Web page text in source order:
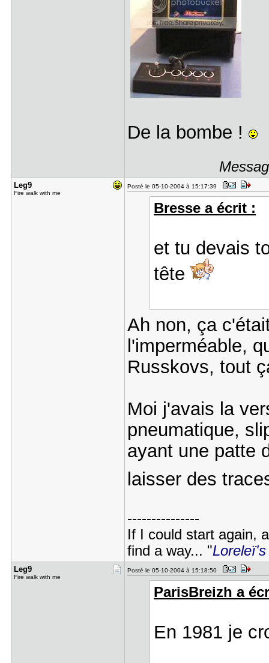
De la bombe !
Leg9
Fire walk with me
Posté le 05-10-2004 à 15:17:39
Bresse a écrit :
et tu devais
tête
Ah non, ça
l'imperméable,
Russkovs, tout
Moi j'avais la
pneumatique,
ayant une patte
laisser des
---------------
If I could start again,
find a way... "
Leg9
Fire walk with me
Posté le 05-10-2004 à 15:18:50
ParisBreizh a
En 1981 je